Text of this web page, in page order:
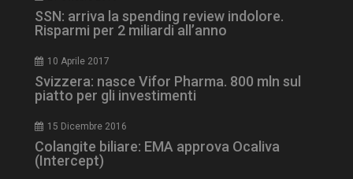
SSN: arriva la spending review indolore.
Risparmi per 2 miliardi all’anno
10 Aprile 2017
Svizzera: nasce Vifor Pharma. 800 mln sul
piatto per gli investimenti
15 Dicembre 2016
Colangite biliare: EMA approva Ocaliva
(Intercept)
tracking-sites-